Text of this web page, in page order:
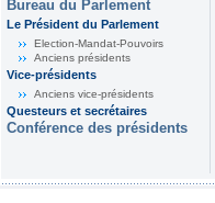
Bureau du Parlement
Le Président du Parlement
Election-Mandat-Pouvoirs
Anciens présidents
Vice-présidents
Anciens vice-présidents
Questeurs et secrétaires
Conférence des présidents